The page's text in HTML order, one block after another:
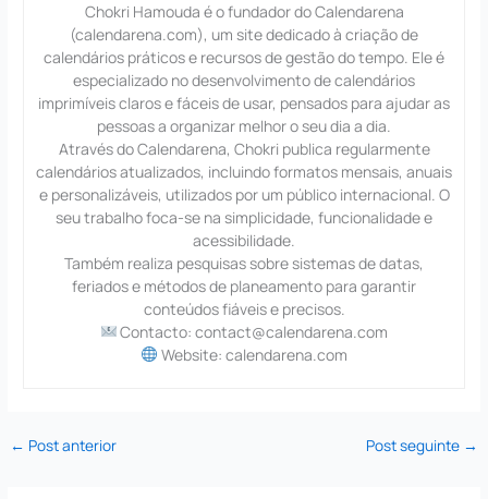
Chokri Hamouda é o fundador do Calendarena
(calendarena.com), um site dedicado à criação de
calendários práticos e recursos de gestão do tempo. Ele é
especializado no desenvolvimento de calendários
imprimíveis claros e fáceis de usar, pensados para ajudar as
pessoas a organizar melhor o seu dia a dia.
Através do Calendarena, Chokri publica regularmente
calendários atualizados, incluindo formatos mensais, anuais
e personalizáveis, utilizados por um público internacional. O
seu trabalho foca-se na simplicidade, funcionalidade e
acessibilidade.
Também realiza pesquisas sobre sistemas de datas,
feriados e métodos de planeamento para garantir
conteúdos fiáveis e precisos.
Contacto: contact@calendarena.com
Website: calendarena.com
← Post anterior Post seguinte →